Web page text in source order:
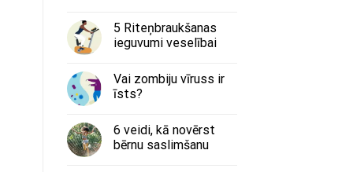
5 Riteņbraukšanas
ieguvumi veselībai
Vai zombiju vīruss ir
īsts?
6 veidi, kā novērst
bērnu saslimšanu